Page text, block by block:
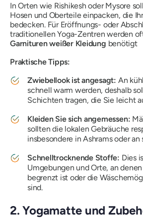
In Orten wie Rishikesh oder Mysore
Hosen und Oberteile einpacken, die
bedecken. Für Eröffnungs- oder
traditionellen Yoga-Zentren werden
Garnituren weißer Kleidung benötigt
Praktische Tipps:
Zwiebellook ist angesagt: An
schnell warm werden, deshalb
Schichten tragen, die Sie leicht
Kleiden Sie sich angemessen:
sollten die lokalen Gebräuche
insbesondere in Ashrams oder
Schnelltrocknende Stoffe: Dies
Umgebungen und Orte, an
begrenzt ist oder die
sind.
2. Yogamatte und